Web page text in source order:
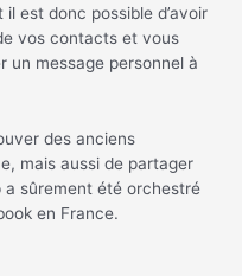
est donc possible d’avoir
vos contacts et vous
un message personnel à
des anciens
mais aussi de partager
a sûrement été orchestré
en France.